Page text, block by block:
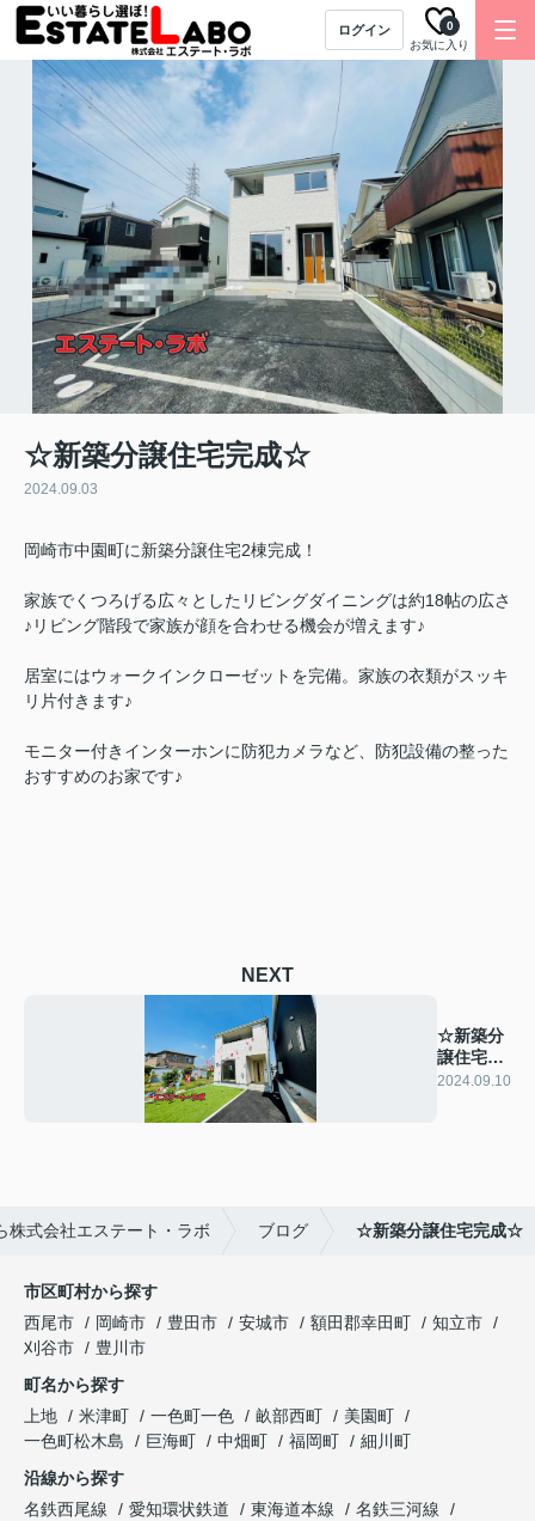
ログイン
お気に入り
0
☆新築分譲住宅完成☆
2024.09.03
岡崎市中園町に新築分譲住宅2棟完成！
家族でくつろげる広々としたリビングダイニングは約18帖の広さ
♪リビング階段で家族が顔を合わせる機会が増えます♪
居室にはウォークインクローゼットを完備。家族の衣類がスッキ
リ片付きます♪
モニター付きインターホンに防犯カメラなど、防犯設備の整った
おすすめのお家です♪
NEXT
☆新築分
譲住宅完
成☆
2024.09.10
株式会社エステート・ラボ ブログ ☆新築分譲住宅完成☆
市区町村から探す
西尾市
岡崎市 豊田市 安城市 額田郡幸田町
知立市
刈谷市
豊川市
町名から探す
上地
米津町 一色町一色 畝部西町
美園町
一色町松木島
巨海町 中畑町 福岡町
細川町
沿線から探す
名鉄西尾線
愛知環状鉄道 東海道本線
名鉄三河線